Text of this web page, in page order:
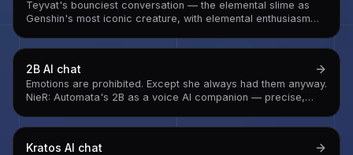
Teyvat's bounciest conversation — the elemental slime as
Genshin's most iconic creature, with elemental enthusiasm
2B AI chat
Emotions are prohibited. Except she always had them anyway.
NieR: Automata's 2B as a voice AI companion — precise,
feel.
Kratos AI chat